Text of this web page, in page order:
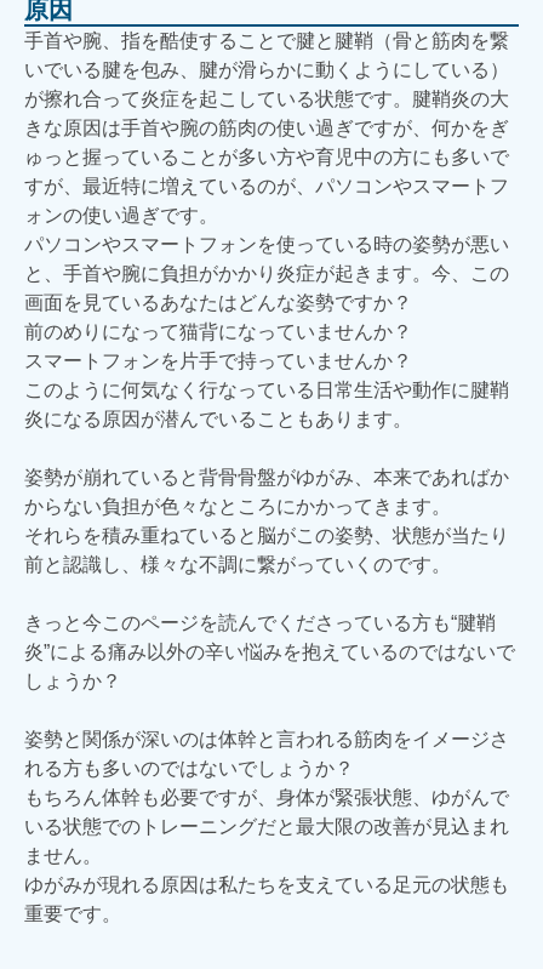
原因
手首や腕、指を酷使することで腱と腱鞘（骨と筋肉を繋
いでいる腱を包み、腱が滑らかに動くようにしている）
が擦れ合って炎症を起こしている状態です。腱鞘炎の大
きな原因は手首や腕の筋肉の使い過ぎですが、何かをぎ
ゅっと握っていることが多い方や育児中の方にも多いで
すが、最近特に増えているのが、パソコンやスマートフ
ォンの使い過ぎです。
パソコンやスマートフォンを使っている時の姿勢が悪い
と、手首や腕に負担がかかり炎症が起きます。今、この
画面を見ているあなたはどんな姿勢ですか？
前のめりになって猫背になっていませんか？
スマートフォンを片手で持っていませんか？
このように何気なく行なっている日常生活や動作に腱鞘
炎になる原因が潜んでいることもあります。
姿勢が崩れていると背骨骨盤がゆがみ、本来であればか
からない負担が色々なところにかかってきます。
それらを積み重ねていると脳がこの姿勢、状態が当たり
前と認識し、様々な不調に繋がっていくのです。
きっと今このページを読んでくださっている方も“腱鞘
炎”による痛み以外の辛い悩みを抱えているのではないで
しょうか？
姿勢と関係が深いのは体幹と言われる筋肉をイメージさ
れる方も多いのではないでしょうか？
もちろん体幹も必要ですが、身体が緊張状態、ゆがんで
いる状態でのトレーニングだと最大限の改善が見込まれ
ません。
ゆがみが現れる原因は私たちを支えている足元の状態も
重要です。